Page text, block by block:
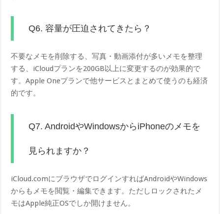
Q6. 容量が圧迫されてきたら？
不要なメモを削除する、写真・動画添付が多いメモを整理
する、iCloudプランを200GB以上に変更するのが効果的で
す。Apple Oneプランで他サービスとまとめて使うのも経済
的です。
Q7. AndroidやWindowsからiPhoneのメモを
見られますか？
iCloud.comにブラウザでログインすればAndroidやWindows
からもメモを閲覧・編集できます。ただしロックされたメ
モはApple純正OSでしか開けません。